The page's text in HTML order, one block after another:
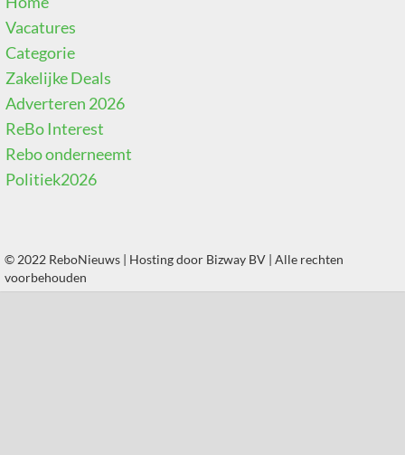
Vacatures
Categorie
Zakelijke Deals
Adverteren 2026
ReBo Interest
Rebo onderneemt
Politiek2026
© 2022 ReboNieuws | Hosting door Bizway BV | Alle rechten
voorbehouden